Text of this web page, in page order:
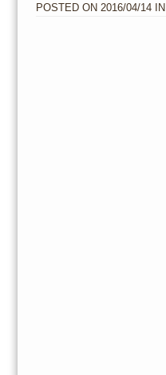
POSTED ON 2016/04/14IN